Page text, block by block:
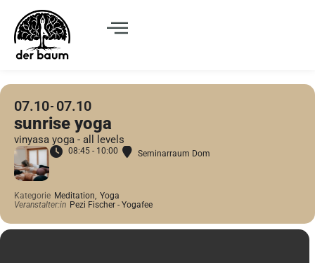
07.10 07.10
sunrise yoga
vinyasa yoga - all levels
08:45 - 10:00 Seminarraum Dom
Kategorie Meditation, Yoga
Veranstalter:in Pezi Fischer - Yogafee